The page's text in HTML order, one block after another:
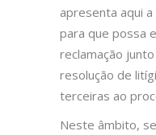
apresenta aqui
para que possa
reclamação
resolução de
terceiras ao
Neste âmbito,